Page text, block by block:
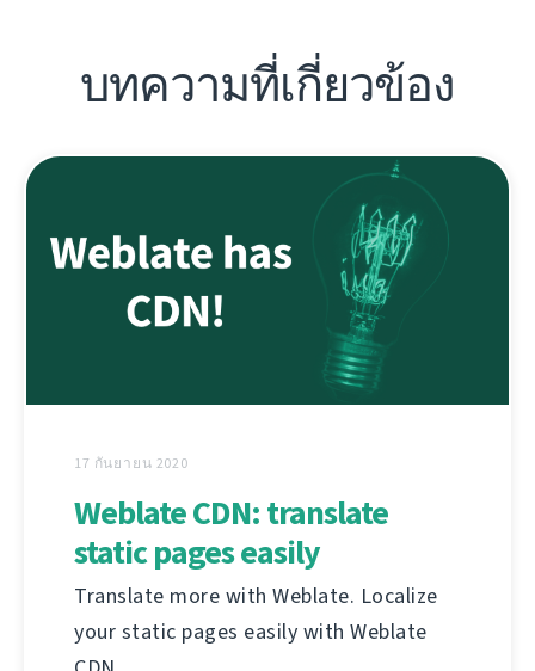
บทความที่เกี่ยวข้อง
17 กันยายน 2020
Weblate CDN: translate
static pages easily
Translate more with Weblate. Localize
your static pages easily with Weblate